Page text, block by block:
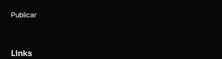
Publicar
Links